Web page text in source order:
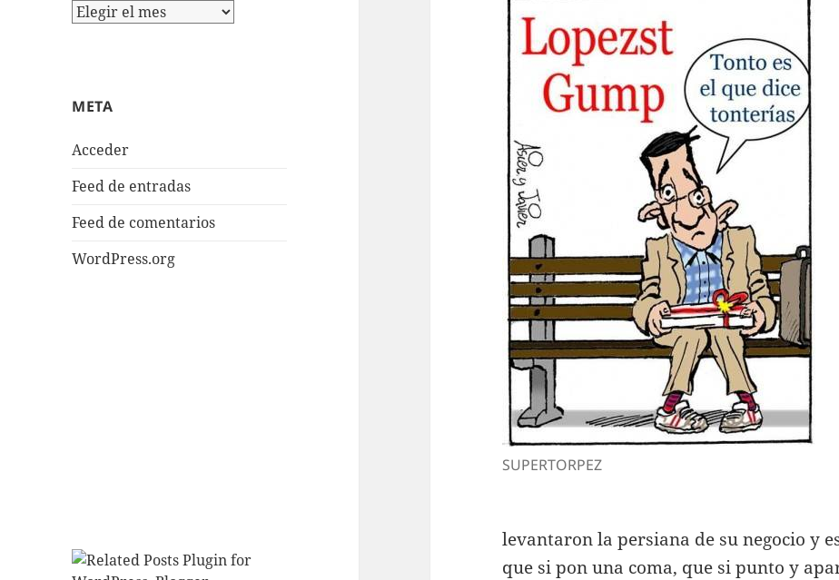
Archivos
META
Acceder
Feed de entradas
Feed de comentarios
WordPress.org
SUPERTORPEZ
levantaron la persiana de su negocio y
que si pon una coma, que si punto y